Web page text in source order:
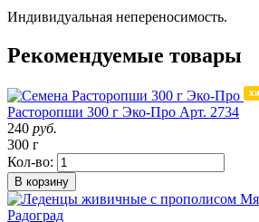
Индивидуальная непереносимость.
Рекомендуемые товары
Расторопши 300 г Эко-Про Арт. 2734
240 руб.
300 г
Кол-во:
В корзину